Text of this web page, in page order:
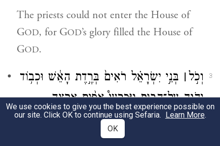
The priests could not enter the House of
GOD, for GOD’s glory filled the House of
GOD.
3 וְכֹ֣ל ׀ בְּנֵ֣י יִשְׂרָאֵ֗ל רֹאִים֙ בְּרֶ֣דֶת הָאֵ֔שׁ וּכְב֥וֹד
יְהֹוָ֖ה עַל־הַבָּ֑יִת וַיִּכְרְעוּ֩ אַפַּ֨יִם אַ֤רְצָה
עַל־הָרִֽצְפָה֙ וַיִּֽשְׁתַּחֲו֔וּ וְהֹד֤וֹת לַֽיהֹוָה֙ כִּ֣י ט֔וֹב
We use cookies to give you the best experience possible on
our site. Click OK to continue using Sefaria. Learn More.
OK